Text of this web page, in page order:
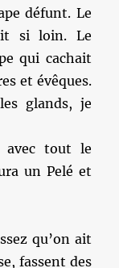
défunt. Le
si loin. Le
qui cachait
et évêques.
glands, je
avec tout le
un Pelé et
qu’on ait
fassent des